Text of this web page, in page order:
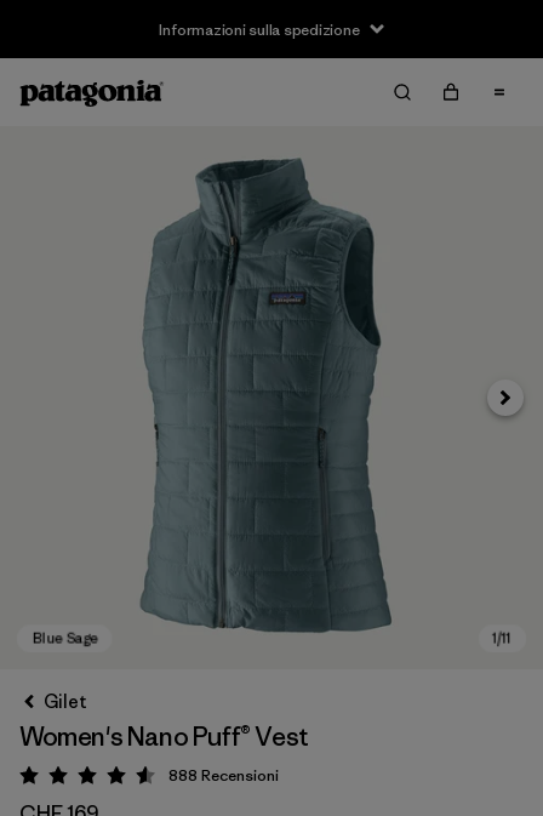
Informazioni sulla spedizione
Avanti
Gilet
Women's Nano Puff® Vest
Valutazione: 4.6 / 5
888 Recensioni